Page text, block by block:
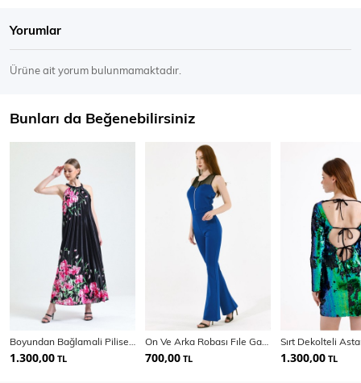
Yorumlar
Ürüne ait yorum bulunmamaktadır.
Bunları da Beğenebilirsiniz
1.300,00 TL 700,00 TL 1.300,00 TL